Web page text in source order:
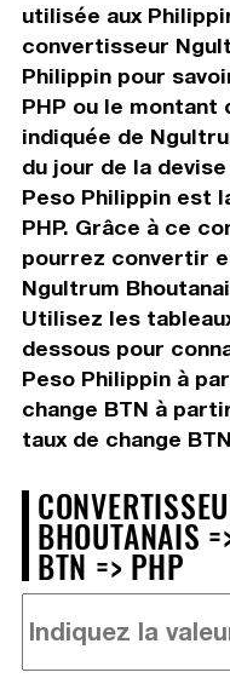
utilisée aux
convertisseur
Philippin pour
PHP ou le montant
indiquée de
du jour de la
Peso Philippin est
PHP. Grâce à ce
pourrez convertir
Ngultrum
Utilisez les
dessous pour
Peso Philippin à
change BTN à
taux de change
BHOUTANAIS
BTN => PHP